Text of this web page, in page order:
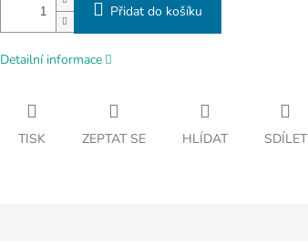
Přidat do košíku
Detailní informace
TISK ZEPTAT SE HLÍDAT SDÍLET